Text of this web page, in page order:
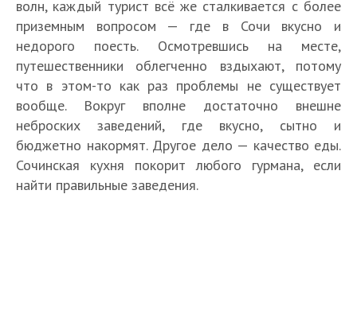
волн, каждый турист всё же сталкивается с более
приземным вопросом — где в Сочи вкусно и
недорого поесть. Осмотревшись на месте,
путешественники облегченно вздыхают, потому
что в этом-то как раз проблемы не существует
вообще. Вокруг вполне достаточно внешне
неброских заведений, где вкусно, сытно и
бюджетно накормят. Другое дело — качество еды.
Сочинская кухня покорит любого гурмана, если
найти правильные заведения.